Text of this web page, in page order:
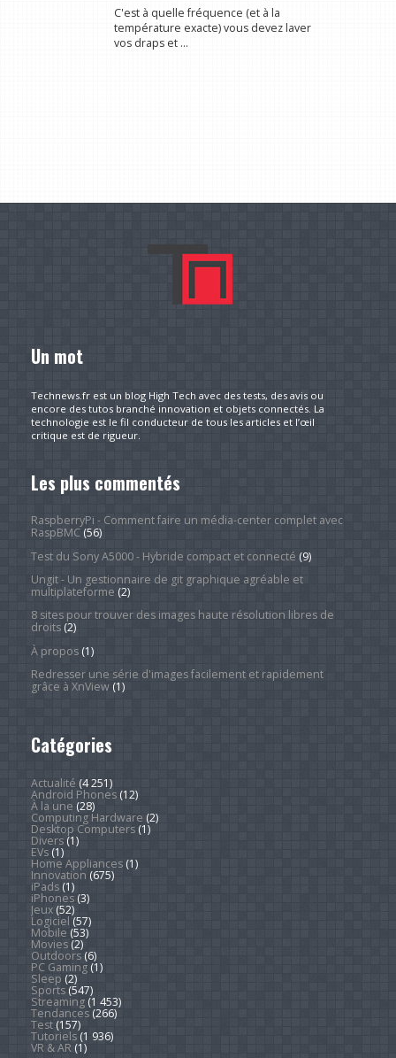
C'est à quelle fréquence (et à la
température exacte) vous devez laver
vos draps et ...
Un mot
Technews.fr est un blog High Tech avec des tests, des avis ou
encore des tutos branché innovation et objets connectés. La
technologie est le fil conducteur de tous les articles et l’œil
critique est de rigueur.
Les plus commentés
RaspberryPi - Comment faire un média-center complet avec
RaspBMC(56)
Test du Sony A5000 - Hybride compact et connecté (9)
Ungit - Un gestionnaire de git graphique agréable et
multiplateforme (2)
8 sites pour trouver des images haute résolution libres de
droits(2)
À propos(1)
Redresser une série d'images facilement et rapidement
grâce à XnView(1)
Catégories
Actualité (4 251)
Android Phones(12)
À la une (28)
Computing Hardware (2)
Desktop Computers(1)
Divers(1)
EVs(1)
Home Appliances(1)
Innovation (675)
iPads(1)
iPhones(3)
Jeux(52)
Logiciel (57)
Mobile (53)
Movies(2)
Outdoors(6)
PC Gaming(1)
Sleep (2)
Sports(547)
Streaming(1 453)
Tendances(266)
Test(157)
Tutoriels(1 936)
VR & AR(1)